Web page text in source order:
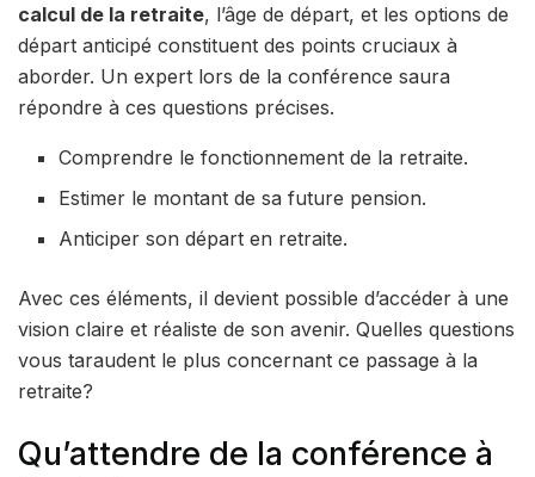
calcul de la retraite, l’âge de départ, et les options de
départ anticipé constituent des points cruciaux à
aborder. Un expert lors de la conférence saura
répondre à ces questions précises.
Comprendre le fonctionnement de la retraite.
Estimer le montant de sa future pension.
Anticiper son départ en retraite.
Avec ces éléments, il devient possible d’accéder à une
vision claire et réaliste de son avenir. Quelles questions
vous taraudent le plus concernant ce passage à la
retraite?
Qu’attendre de la conférence à